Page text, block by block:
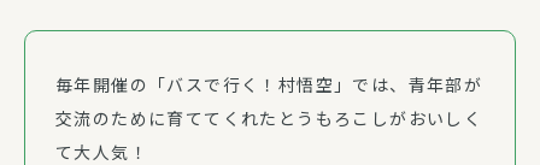
毎年開催の「バスで行く！村悟空」では、青年部が
交流のために育ててくれたとうもろこしがおいしく
て大人気！